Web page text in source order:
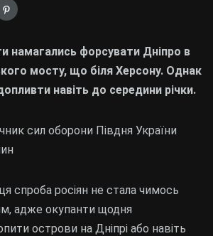
намагались форсувати Дніпро в
мосту, що біля Херсону. Однак
навіть до середини річки.
сил оборони Півдня України
спроба росіян не стала чимось
адже окупанти щодня
острови на Дніпрі або навіть